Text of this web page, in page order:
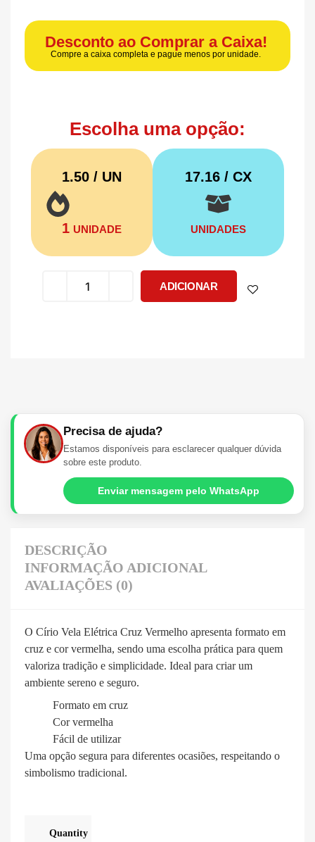
Desconto ao Comprar a Caixa!
Compre a caixa completa e pague menos por unidade.
Escolha uma opção:
1.50 / UN
1 UNIDADE
17.16/ CX
UNIDADES
ADICIONAR
Precisa de ajuda?
Estamos disponíveis para esclarecer qualquer dúvida
sobre este produto.
Enviar mensagem pelo WhatsApp
DESCRIÇÃO
INFORMAÇÃO ADICIONAL
AVALIAÇÕES (0)
O Círio Vela Elétrica Cruz Vermelho apresenta formato em
cruz e cor vermelha, sendo uma escolha prática para quem
valoriza tradição e simplicidade. Ideal para criar um
ambiente sereno e seguro.
Formato em cruz
Cor vermelha
Fácil de utilizar
Uma opção segura para diferentes ocasiões, respeitando o
simbolismo tradicional.
Quantity